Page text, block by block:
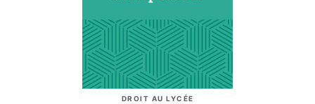
DROIT AU LYCÉE